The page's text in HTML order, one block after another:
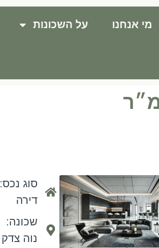
מי אנחנו על השכונות
סוג נכס:
דירה
שכונה:
נוה צדק